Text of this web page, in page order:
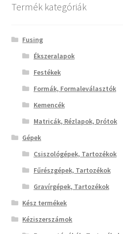
Termék kategóriák
Fusing
Ékszeralapok
Festékek
Formák, Formaleválasztók
Kemencék
Matricák, Rézlapok, Drótok
Gépek
Csiszológépek, Tartozékok
Fűrészgépek, Tartozékok
Gravírgépek, Tartozékok
Kész termékek
Kéziszerszámok